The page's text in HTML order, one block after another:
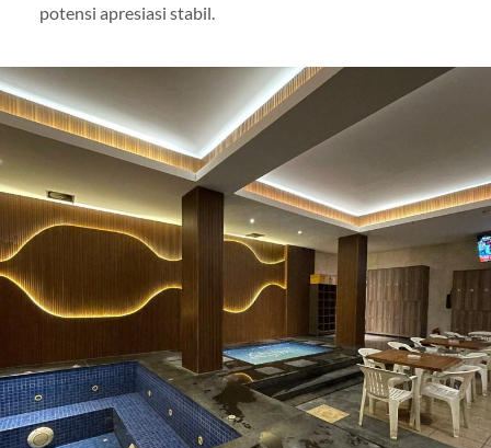
potensi apresiasi stabil.